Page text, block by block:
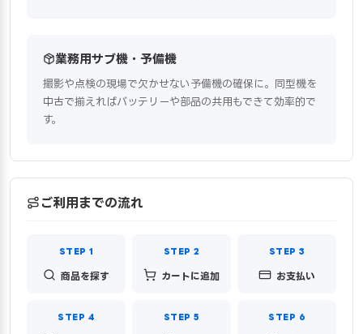
業務用サブ機・予備機
撮影や点検の現場で欠かせない予備機の確保に。同型機を
中古で揃えればバッテリーや部品の共用もできて効率的で
す。
ご利用までの流れ
商品を探す カートに追加 お支払い